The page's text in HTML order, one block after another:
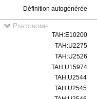
Définition autogénérée
Partonomie
TAH:E10200
TAH:U2275
TAH:U2526
TAH:U15974
TAH:U2544
TAH:U2545